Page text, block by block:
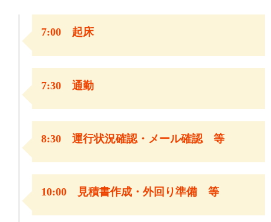
7:00 起床
7:30 通勤
8:30 運行状況確認・メール確認 等
10:00 見積書作成・外回り準備 等